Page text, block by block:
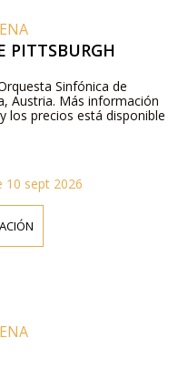
PITTSBURGH
Sinfónica de
Austria. Más información
los precios está disponible
10 sept 2026